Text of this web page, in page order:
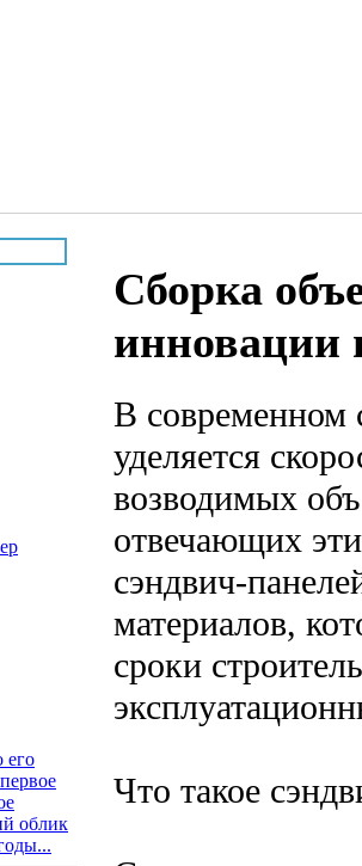
его
облик
Сборка
инновации
В современном
уделяется
возводимых
отвечающих
сэндвич-
материалов,
сроки
Что такое